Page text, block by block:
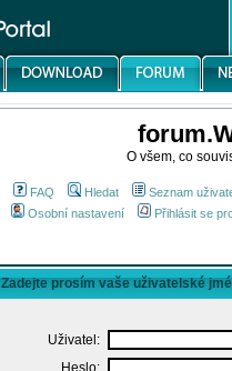
O všem, co
FAQ Hledat Seznam
Osobní nastavení
Přihlásit se
Zadejte prosím vaše uživatelské
Uživatel:
Heslo: